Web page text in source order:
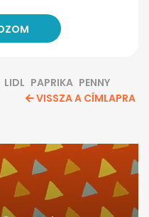
LIDL PAPRIKA PENNY
VISSZA A CÍMLAPRA